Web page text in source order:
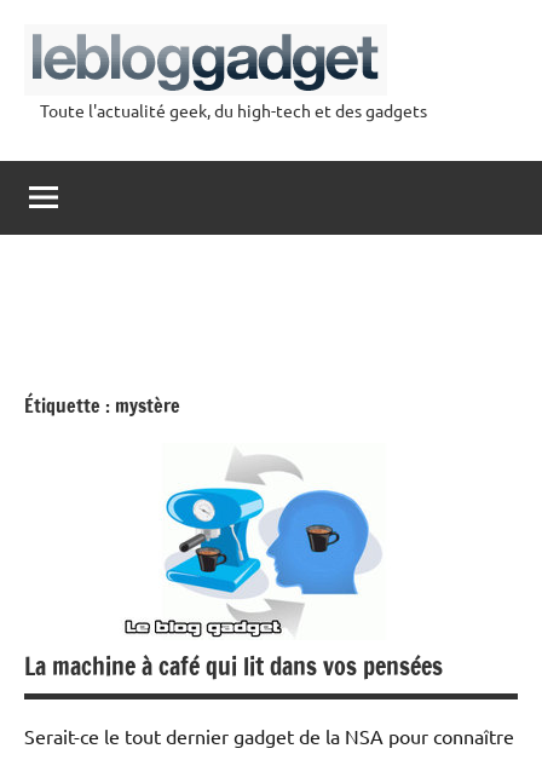
contenu
Toute l'actualité geek, du high-tech et des gadgets
Étiquette : mystère
La machine à café qui lit dans vos pensées
Serait-ce le tout dernier gadget de la NSA pour connaître